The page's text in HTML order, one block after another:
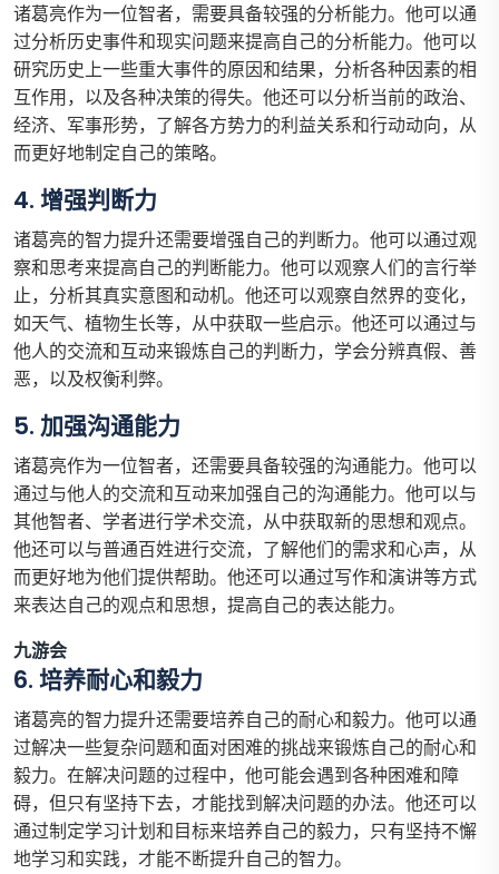
诸葛亮作为一位智者，需要具备较强的分析能力。他可以通
过分析历史事件和现实问题来提高自己的分析能力。他可以
研究历史上一些重大事件的原因和结果，分析各种因素的相
互作用，以及各种决策的得失。他还可以分析当前的政治、
经济、军事形势，了解各方势力的利益关系和行动动向，从
而更好地制定自己的策略。
4. 增强判断力
诸葛亮的智力提升还需要增强自己的判断力。他可以通过观
察和思考来提高自己的判断能力。他可以观察人们的言行举
止，分析其真实意图和动机。他还可以观察自然界的变化，
如天气、植物生长等，从中获取一些启示。他还可以通过与
他人的交流和互动来锻炼自己的判断力，学会分辨真假、善
恶，以及权衡利弊。
5. 加强沟通能力
诸葛亮作为一位智者，还需要具备较强的沟通能力。他可以
通过与他人的交流和互动来加强自己的沟通能力。他可以与
其他智者、学者进行学术交流，从中获取新的思想和观点。
他还可以与普通百姓进行交流，了解他们的需求和心声，从
而更好地为他们提供帮助。他还可以通过写作和演讲等方式
来表达自己的观点和思想，提高自己的表达能力。
九游会
6. 培养耐心和毅力
诸葛亮的智力提升还需要培养自己的耐心和毅力。他可以通
过解决一些复杂问题和面对困难的挑战来锻炼自己的耐心和
毅力。在解决问题的过程中，他可能会遇到各种困难和障
碍，但只有坚持下去，才能找到解决问题的办法。他还可以
通过制定学习计划和目标来培养自己的毅力，只有坚持不懈
地学习和实践，才能不断提升自己的智力。